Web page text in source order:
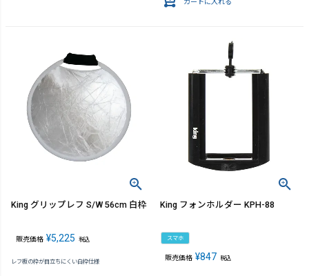
カートに入れる
King グリップレフ S/W 56cm 白枠
販売価格 ¥5,225 税込
レフ板の枠が目立ちにくい白枠仕様
King フォンホルダー KPH-88
スマホ
販売価格 ¥847 税込